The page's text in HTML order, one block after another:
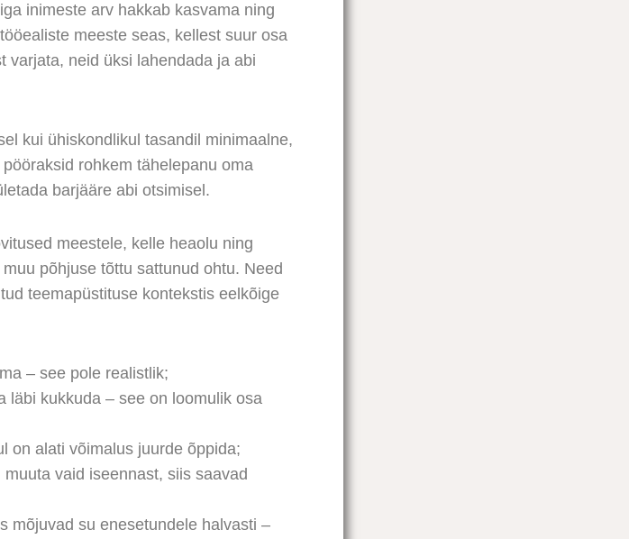
inimeste arv hakkab kasvama ning
meeste seas, kellest suur osa
varjata, neid üksi lahendada ja abi
kui ühiskondlikul tasandil minimaalne,
rohkem tähelepanu oma
barjääre abi otsimisel.
meestele, kelle heaolu ning
põhjuse tõttu sattunud ohtu. Need
teemapüstituse kontekstis eelkõige
– see pole realistlik;
läbi kukkuda – see on loomulik osa
on alati võimalus juurde õppida;
vaid iseennast, siis saavad
mõjuvad su enesetundele halvasti –